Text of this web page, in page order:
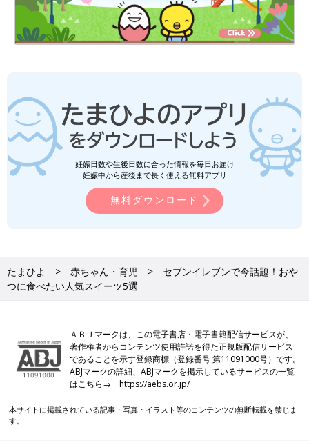
妊娠日数や生後日数に合った情報を毎日お届け
妊娠中から産後まで長く使える無料アプリ
無料ダウンロード
たまひよ 赤ちゃん・育児
セブンイレブンで今話題！おや
つに食べたい人気スイーツ5選
ＡＢＪマークは、この電子書店・電子書籍配信サービスが、
著作権者からコンテンツ使用許諾を得た正規版配信サービス
であることを示す登録商標（登録番号 第11091000号）です。
ABJマークの詳細、ABJマークを掲示しているサービスの一覧
はこちら→https://aebs.or.jp/
本サイトに掲載されている記事・写真・イラスト等のコンテンツの無断転載を禁じま
す。